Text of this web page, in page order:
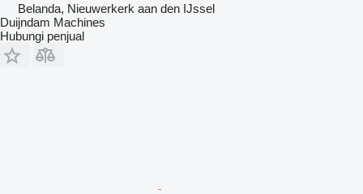
Belanda, Nieuwerkerk aan den IJssel
Duijndam Machines
Hubungi penjual